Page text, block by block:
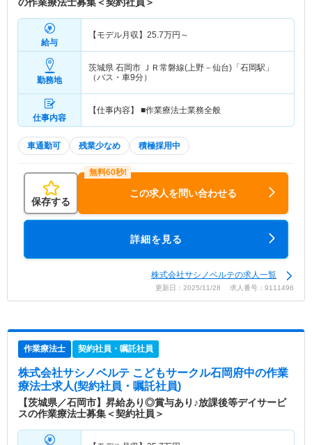
給与
【モデル月収】 25.7万円～
勤務地
茨城県 石岡市 ＪＲ常磐線(上野－仙台)「石岡駅」
（バス・車9分）
仕事内容
【仕事内容】 ■作業療法士業務全般
車通勤可 残業少なめ 積極採用中
保存する
この求人を問い合わせる
詳細を見る
株式会社サシノベルテの求人一覧
更新日：2025/11/28 求人番号：9111496
作業療法士 契約社員・嘱託社員
株式会社サシノベルテ こどもサークル石岡府中の作業
療法士求人(契約社員・嘱託社員)
【茨城県／石岡市】昇給あり◎賞与あり♪放課後等デイサービ
スの作業療法士募集＜契約社員＞